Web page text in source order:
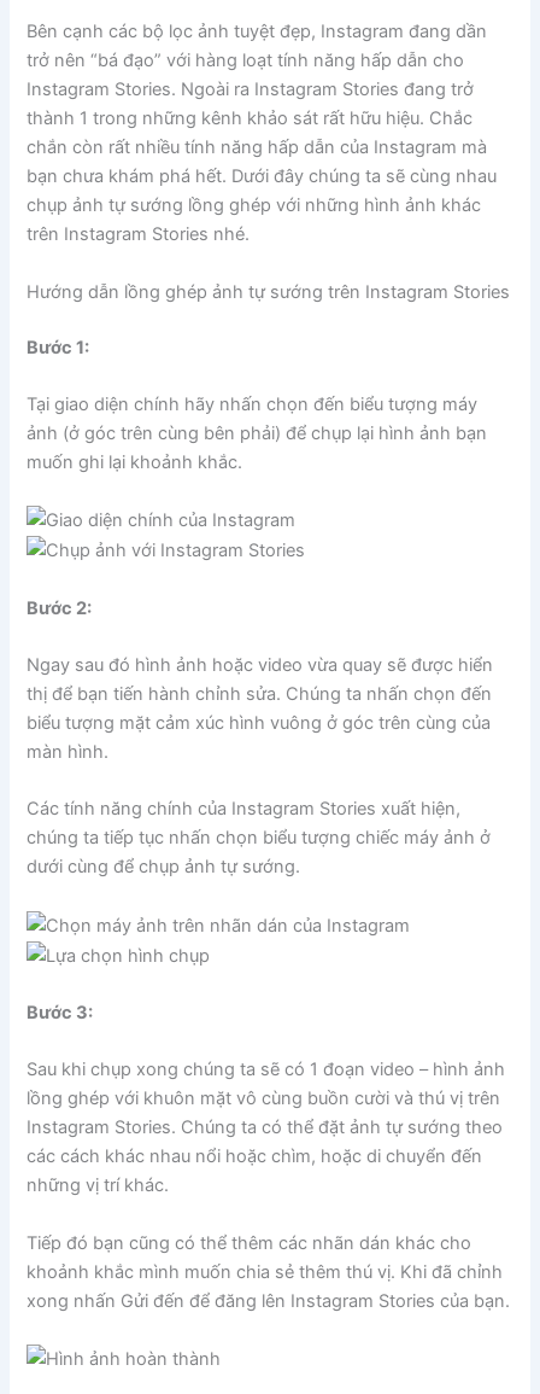
Bên cạnh các bộ lọc ảnh tuyệt đẹp, Instagram đang dần
trở nên “bá đạo” với hàng loạt tính năng hấp dẫn cho
Instagram Stories. Ngoài ra Instagram Stories đang trở
thành 1 trong những kênh khảo sát rất hữu hiệu. Chắc
chắn còn rất nhiều tính năng hấp dẫn của Instagram mà
bạn chưa khám phá hết. Dưới đây chúng ta sẽ cùng nhau
chụp ảnh tự sướng lồng ghép với những hình ảnh khác
trên Instagram Stories nhé.
Hướng dẫn lồng ghép ảnh tự sướng trên Instagram Stories
Bước 1:
Tại giao diện chính hãy nhấn chọn đến biểu tượng máy
ảnh (ở góc trên cùng bên phải) để chụp lại hình ảnh bạn
muốn ghi lại khoảnh khắc.
Bước 2:
Ngay sau đó hình ảnh hoặc video vừa quay sẽ được hiển
thị để bạn tiến hành chỉnh sửa. Chúng ta nhấn chọn đến
biểu tượng mặt cảm xúc hình vuông ở góc trên cùng của
màn hình.
Các tính năng chính của Instagram Stories xuất hiện,
chúng ta tiếp tục nhấn chọn biểu tượng chiếc máy ảnh ở
dưới cùng để chụp ảnh tự sướng.
Bước 3:
Sau khi chụp xong chúng ta sẽ có 1 đoạn video – hình ảnh
lồng ghép với khuôn mặt vô cùng buồn cười và thú vị trên
Instagram Stories. Chúng ta có thể đặt ảnh tự sướng theo
các cách khác nhau nổi hoặc chìm, hoặc di chuyển đến
những vị trí khác.
Tiếp đó bạn cũng có thể thêm các nhãn dán khác cho
khoảnh khắc mình muốn chia sẻ thêm thú vị. Khi đã chỉnh
xong nhấn Gửi đến để đăng lên Instagram Stories của bạn.